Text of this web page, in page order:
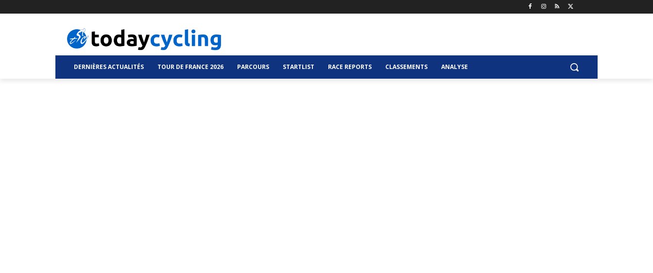
DERNIÈRES ACTUALITÉS TOUR DE FRANCE 2026 PARCOURS STARTLIST RACE REPORTS CLASSEMENTS ANALYSE